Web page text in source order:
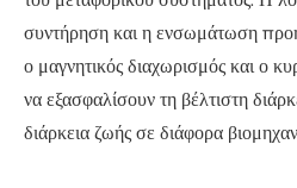
συντήρηση και η ενσωμάτωση
ο μαγνητικός διαχωρισμός και ο
να εξασφαλίσουν τη βέλτιστη
διάρκεια ζωής σε διάφορα